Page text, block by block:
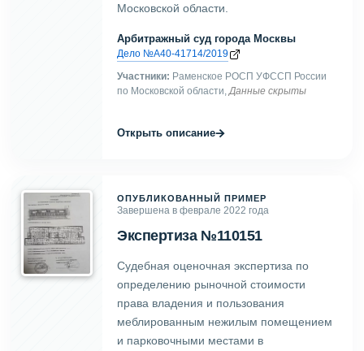
Московской области.
Арбитражный суд города Москвы
Дело №А40-41714/2019
Участники: Раменское РОСП УФССП России
по Московской области,Данные скрыты
Открыть описание→
ОПУБЛИКОВАННЫЙ ПРИМЕР
Завершена в феврале 2022 года
Экспертиза №110151
Судебная оценочная экспертиза по
определению рыночной стоимости
права владения и пользования
меблированным нежилым помещением
и парковочными местами в